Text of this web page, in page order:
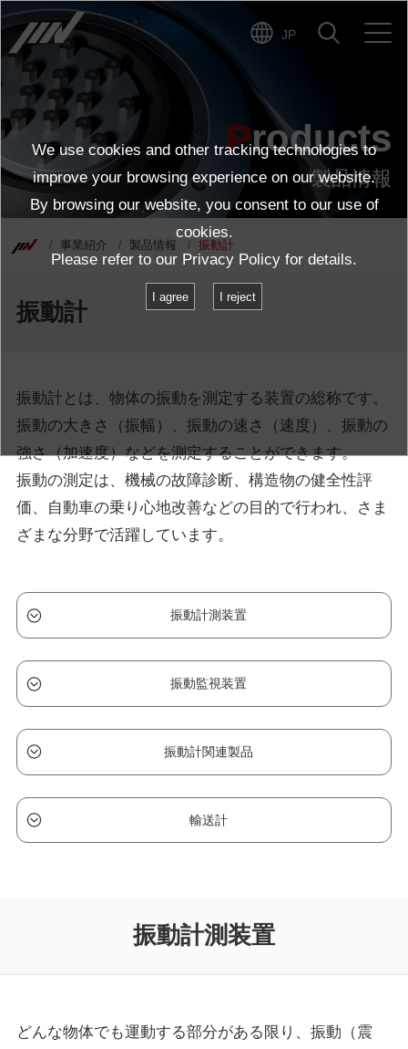
JP
Products
製品情報
事業紹介 製品情報 振動計
振動計
振動計とは、物体の振動を測定する装置の総称です。
振動の大きさ（振幅）、振動の速さ（速度）、振動の
強さ（加速度）などを測定することができます。
振動の測定は、機械の故障診断、構造物の健全性評
価、自動車の乗り心地改善などの目的で行われ、さま
ざまな分野で活躍しています。
振動計測装置
振動監視装置
振動計関連製品
輸送計
振動計測装置
どんな物体でも運動する部分がある限り、振動（震
We use cookies and other tracking technologies to
improve your browsing experience on our website.
By browsing our website, you consent to our use of
cookies.
Please refer to our Privacy Policy for details.
I agree I reject